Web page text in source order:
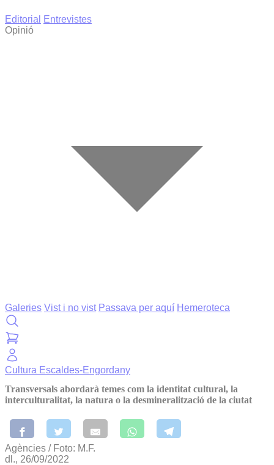
Editorial
Entrevistes
Opinió
Galeries Vist i no vist Passava per aquí Hemeroteca
Cultura Escaldes-Engordany
Transversals abordarà temes com la identitat cultural, la
interculturalitat, la natura o la desmineralització de la ciutat
Agències / Foto: M.F.
dl., 26/09/2022